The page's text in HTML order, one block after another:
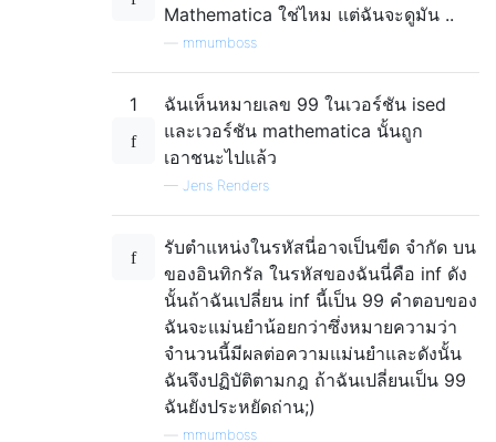
Mathematica ใช่ไหม แต่ฉันจะดูมัน ..
mmumboss
1
ฉันเห็นหมายเลข 99 ในเวอร์ชัน ised
และเวอร์ชัน mathematica นั้นถูก
เอาชนะไปแล้ว
— Jens Renders
รับตำแหน่งในรหัสนี่อาจเป็นขีด จำกัด บน
ของอินทิกรัล ในรหัสของฉันนี่คือ inf ดัง
นั้นถ้าฉันเปลี่ยน inf นี้เป็น 99 คำตอบของ
ฉันจะแม่นยำน้อยกว่าซึ่งหมายความว่า
จำนวนนี้มีผลต่อความแม่นยำและดังนั้น
ฉันจึงปฏิบัติตามกฎ ถ้าฉันเปลี่ยนเป็น 99
ฉันยังประหยัดถ่าน;)
mmumboss